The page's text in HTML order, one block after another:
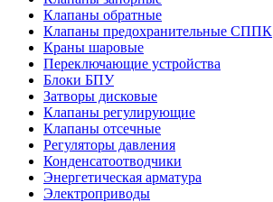
Клапаны обратные
Клапаны предохранительные СППК
Краны шаровые
Переключающие устройства
Блоки БПУ
Затворы дисковые
Клапаны регулирующие
Клапаны отсечные
Регуляторы давления
Конденсатоотводчики
Энергетическая арматура
Электроприводы